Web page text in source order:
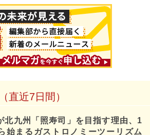
直近7日間）
北九州「照寿司」を目指す理由、1
始まるガストロノミーツーリズム